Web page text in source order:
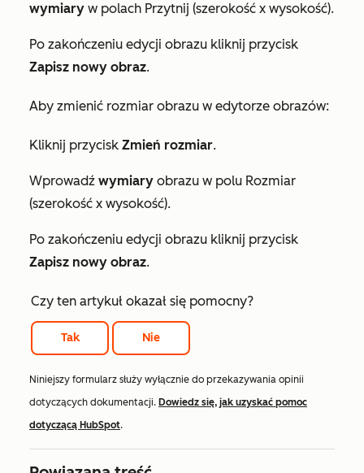
wymiary w polach Przytnij (szerokość x wysokość).
Po zakończeniu edycji obrazu kliknij przycisk
Zapisz nowy obraz.
Aby zmienić rozmiar obrazu w edytorze obrazów:
Kliknij przycisk Zmień rozmiar.
Wprowadź wymiary obrazu w polu Rozmiar
(szerokość x wysokość).
Po zakończeniu edycji obrazu kliknij przycisk
Zapisz nowy obraz.
Czy ten artykuł okazał się pomocny?
Tak Nie
Niniejszy formularz służy wyłącznie do przekazywania opinii
dotyczących dokumentacji. Dowiedz się, jak uzyskać pomoc
dotyczącą HubSpot.